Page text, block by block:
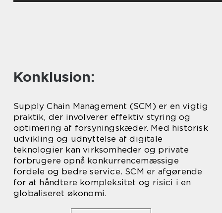
Konklusion:
Supply Chain Management (SCM) er en vigtig
praktik, der involverer effektiv styring og
optimering af forsyningskæder. Med historisk
udvikling og udnyttelse af digitale
teknologier kan virksomheder og private
forbrugere opnå konkurrencemæssige
fordele og bedre service. SCM er afgørende
for at håndtere kompleksitet og risici i en
globaliseret økonomi.